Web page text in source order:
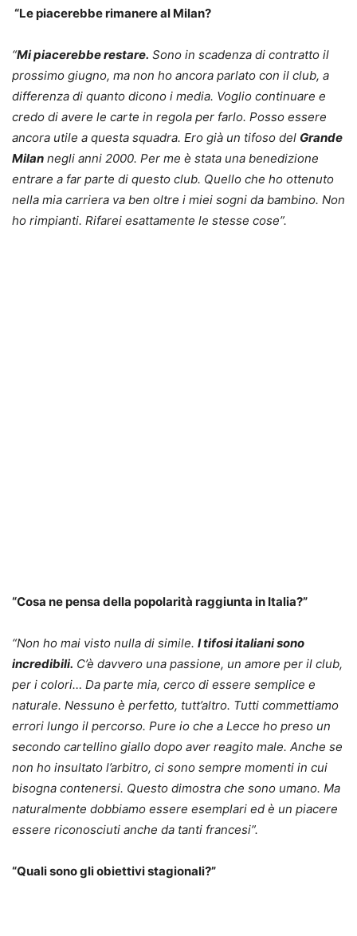
“Le piacerebbe rimanere al Milan?
“Mi piacerebbe restare. Sono in scadenza di contratto il
prossimo giugno, ma non ho ancora parlato con il club, a
differenza di quanto dicono i media. Voglio continuare e
credo di avere le carte in regola per farlo. Posso essere
ancora utile a questa squadra. Ero già un tifoso del Grande
Milan negli anni 2000. Per me è stata una benedizione
entrare a far parte di questo club. Quello che ho ottenuto
nella mia carriera va ben oltre i miei sogni da bambino. Non
ho rimpianti. Rifarei esattamente le stesse cose”.
“Cosa ne pensa della popolarità raggiunta in Italia?”
“Non ho mai visto nulla di simile. I tifosi italiani sono
incredibili. C’è davvero una passione, un amore per il club,
per i colori… Da parte mia, cerco di essere semplice e
naturale. Nessuno è perfetto, tutt’altro. Tutti commettiamo
errori lungo il percorso. Pure io che a Lecce ho preso un
secondo cartellino giallo dopo aver reagito male. Anche se
non ho insultato l’arbitro, ci sono sempre momenti in cui
bisogna contenersi. Questo dimostra che sono umano. Ma
naturalmente dobbiamo essere esemplari ed è un piacere
essere riconosciuti anche da tanti francesi”.
“Quali sono gli obiettivi stagionali?”